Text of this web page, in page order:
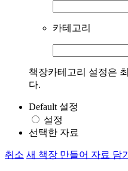
카테고리
책장카테고리 설정은
다.
Default 설정
설정
선택한 자료
취소 새 책장 만들어 자료 담기